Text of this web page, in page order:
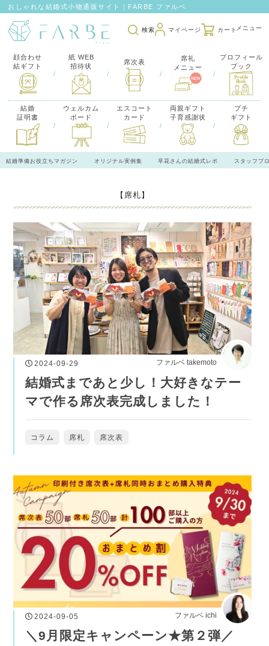
おしゃれな結婚式小物通販サイト｜FARBE ファルベ
検索 マイページ カート
顔合わせ
結ギフト
/
紙 WEB
招待状
/
席次表
/
席礼
メニュー
/
プロフィール
ブック
結婚
証明書
/
ウェルカム
ボード
/
エスコート
カード
/
両親ギフト
子育感謝状
/
プチ
ギフト
結婚準備お役立ちマガジン オリジナル実例集 卒花さんの結婚式レポ スタッフブ
【席札】
ファルベ takemoto
2024-09-29
結婚式まであと少し！大好きなテー
マで作る席次表完成しました！
コラム 席札 席次表
ファルベ ichi
2024-09-05
＼9月限定キャンペーン★第２弾／